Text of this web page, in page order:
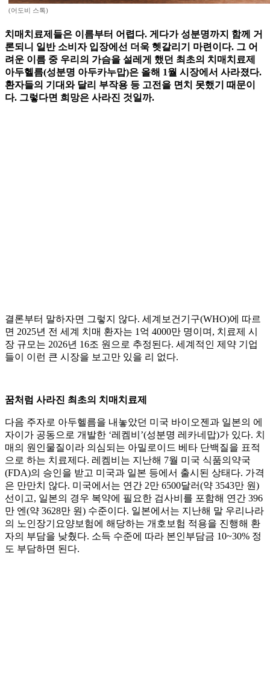
(어도비 스톡)
치매치료제들은 이름부터 어렵다. 게다가 성분명까지 함께 거
론되니 일반 소비자 입장에선 더욱 헷갈리기 마련이다. 그 어
려운 이름 중 우리의 가슴을 설레게 했던 최초의 치매치료제
아두헬름(성분명 아두카누맙)은 올해 1월 시장에서 사라졌다.
환자들의 기대와 달리 부작용 등 고전을 면치 못했기 때문이
다. 그렇다면 희망은 사라진 것일까.
결론부터 말하자면 그렇지 않다. 세계보건기구(WHO)에 따르
면 2025년 전 세계 치매 환자는 1억 4000만 명이며, 치료제 시
장 규모는 2026년 16조 원으로 추정된다. 세계적인 제약 기업
들이 이런 큰 시장을 보고만 있을 리 없다.
꿈처럼 사라진 최초의 치매치료제
다음 주자로 아두헬름을 내놓았던 미국 바이오젠과 일본의 에
자이가 공동으로 개발한 ‘레켐비’(성분명 레카네맙)가 있다. 치
매의 원인물질이라 의심되는 아밀로이드 베타 단백질을 표적
으로 하는 치료제다. 레켐비는 지난해 7월 미국 식품의약국
(FDA)의 승인을 받고 미국과 일본 등에서 출시된 상태다. 가격
은 만만치 않다. 미국에서는 연간 2만 6500달러(약 3543만 원)
선이고, 일본의 경우 복약에 필요한 검사비를 포함해 연간 396
만 엔(약 3628만 원) 수준이다. 일본에서는 지난해 말 우리나라
의 노인장기요양보험에 해당하는 개호보험 적용을 진행해 환
자의 부담을 낮췄다. 소득 수준에 따라 본인부담금 10~30% 정
도 부담하면 된다.